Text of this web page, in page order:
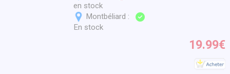
en stock
Montbéliard :
En stock
19.99€